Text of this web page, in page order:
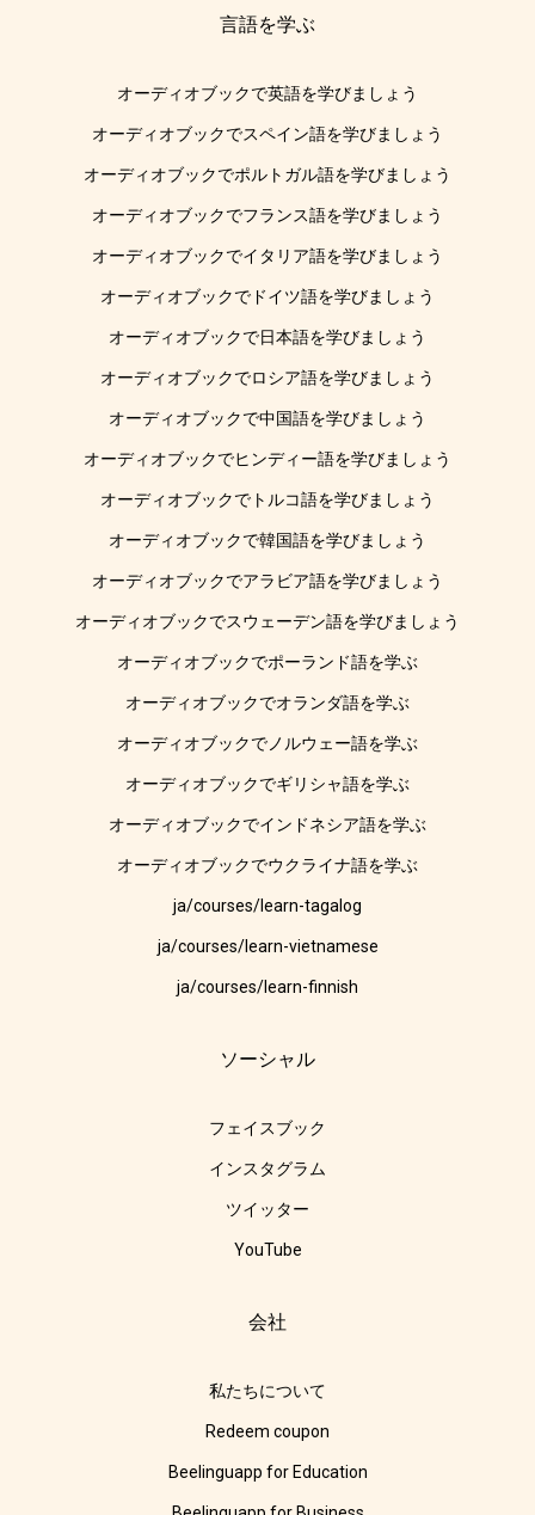
言語を学ぶ
オーディオブックで英語を学びましょう
オーディオブックでスペイン語を学びましょう
オーディオブックでポルトガル語を学びましょう
オーディオブックでフランス語を学びましょう
オーディオブックでイタリア語を学びましょう
オーディオブックでドイツ語を学びましょう
オーディオブックで日本語を学びましょう
オーディオブックでロシア語を学びましょう
オーディオブックで中国語を学びましょう
オーディオブックでヒンディー語を学びましょう
オーディオブックでトルコ語を学びましょう
オーディオブックで韓国語を学びましょう
オーディオブックでアラビア語を学びましょう
オーディオブックでスウェーデン語を学びましょう
オーディオブックでポーランド語を学ぶ
オーディオブックでオランダ語を学ぶ
オーディオブックでノルウェー語を学ぶ
オーディオブックでギリシャ語を学ぶ
オーディオブックでインドネシア語を学ぶ
オーディオブックでウクライナ語を学ぶ
ja/courses/learn-tagalog
ja/courses/learn-vietnamese
ja/courses/learn-finnish
ソーシャル
フェイスブック
インスタグラム
ツイッター
YouTube
会社
私たちについて
Redeem coupon
Beelinguapp for Education